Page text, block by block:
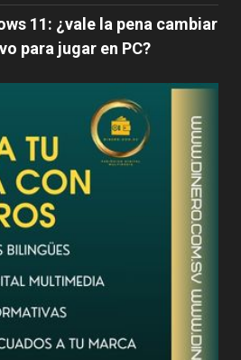
11: ¿vale la pena cambiar
para jugar en PC?